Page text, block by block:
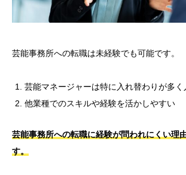
芸能事務所への転職は未経験でも可能です。
芸能マネージャーは特に入れ替わりが多く
他業種でのスキルや経験を活かしやすい
芸能事務所への転職に経験が問われにくい理
す。